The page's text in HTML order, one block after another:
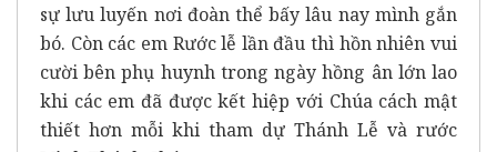
sự lưu luyến nơi đoàn thể bấy lâu nay mình gắn
bó. Còn các em Rước lễ lần đầu thì hồn nhiên vui
cười bên phụ huynh trong ngày hồng ân lớn lao
khi các em đã được kết hiệp với Chúa cách mật
thiết hơn mỗi khi tham dự Thánh Lễ và rước